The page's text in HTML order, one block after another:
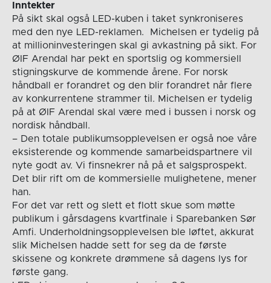
Inntekter
På sikt skal også LED-kuben i taket synkroniseres
med den nye LED-reklamen. Michelsen er tydelig på
at millioninvesteringen skal gi avkastning på sikt. For
ØIF Arendal har pekt en sportslig og kommersiell
stigningskurve de kommende årene. For norsk
håndball er forandret og den blir forandret når flere
av konkurrentene strammer til. Michelsen er tydelig
på at ØIF Arendal skal være med i bussen i norsk og
nordisk håndball.
– Den totale publikumsopplevelsen er også noe våre
eksisterende og kommende samarbeidspartnere vil
nyte godt av. Vi finsnekrer nå på et salgsprospekt.
Det blir rift om de kommersielle mulighetene, mener
han.
For det var rett og slett et flott skue som møtte
publikum i gårsdagens kvartfinale i Sparebanken Sør
Amfi. Underholdningsopplevelsen ble løftet, akkurat
slik Michelsen hadde sett for seg da de første
skissene og konkrete drømmene så dagens lys for
første gang.